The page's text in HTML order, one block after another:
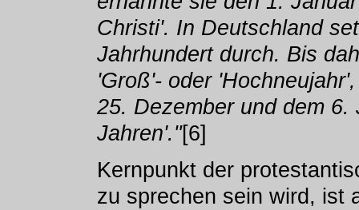
Christi'. In Deutschland
Jahrhundert durch. Bis
'Groß'- oder
25. Dezember und dem
Jahren'."[6]
Kernpunkt der
zu sprechen sein wird, ist